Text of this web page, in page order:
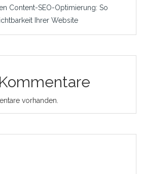
Content-SEO-Optimierung: So
Ihrer Website
vorhanden.